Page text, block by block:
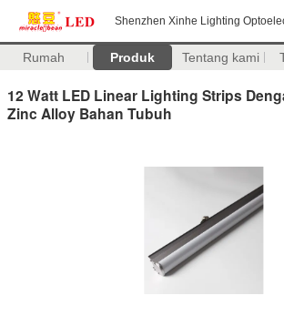
Shenzhen Xinhe Lighting
Rumah Produk Tentang kami
12 Watt LED Linear Lighting Strips
Zinc Alloy Bahan Tubuh